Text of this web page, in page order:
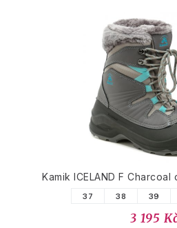
Kamik ICELAND F
37 38 39
3 195